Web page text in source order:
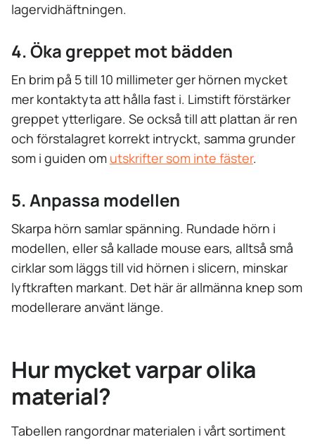
lagervidhäftningen.
4. Öka greppet mot bädden
En brim på 5 till 10 millimeter ger hörnen mycket
mer kontaktyta att hålla fast i. Limstift förstärker
greppet ytterligare. Se också till att plattan är ren
och förstalagret korrekt intryckt, samma grunder
som i guiden om utskrifter som inte fäster.
5. Anpassa modellen
Skarpa hörn samlar spänning. Rundade hörn i
modellen, eller så kallade mouse ears, alltså små
cirklar som läggs till vid hörnen i slicern, minskar
lyftkraften markant. Det här är allmänna knep som
modellerare använt länge.
Hur mycket varpar olika
material?
Tabellen rangordnar materialen i vårt sortiment